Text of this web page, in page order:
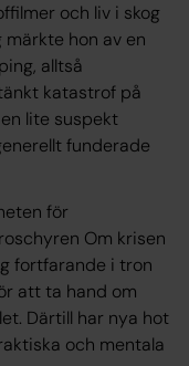
och liv i skog
hon av en
alltså
katastrof på
lite suspekt
funderade
för
Om krisen
fortfarande i tron
att ta hand om
Därtill har nya hot
och mentala